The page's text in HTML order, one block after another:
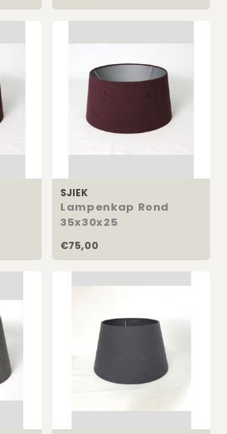
SJIEK
Lampenkap Rond
35x30x25
€75,00